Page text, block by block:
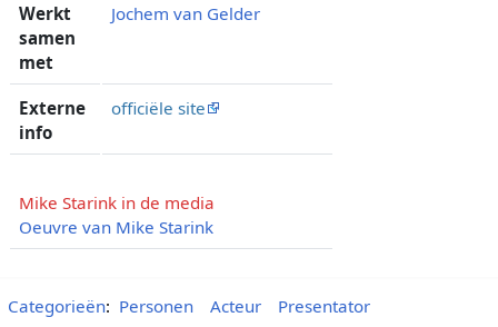
Werkt
samen
met
Jochem van Gelder
Externe
info
officiële site
Mike Starink in de media
Oeuvre van Mike Starink
Categorieën: Personen Acteur Presentator